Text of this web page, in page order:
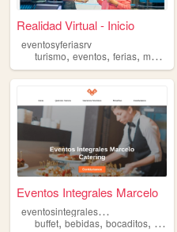
Realidad Virtual - Inicio
eventosyferiasrv
turismo, eventos, ferias, metaverso
Eventos Integrales Marcelo
e
ventosintegralesmarcelo
buffet, bebidas, bocaditos, mozos